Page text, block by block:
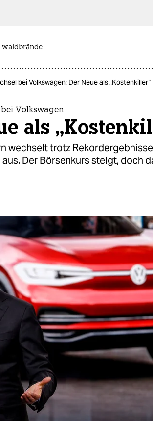
waldbrände
bei Volkswagen: Der Neue als „Kostenkiller“
Volkswagen
als
wechselt trotz
Der Börsenkurs steigt, doch